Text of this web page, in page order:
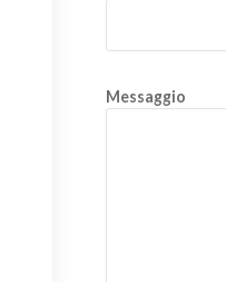
Messaggio